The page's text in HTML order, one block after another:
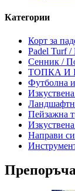
Категории
Корт за
Padel Turf /
Сенник /
ТОПКА И
Футболна
Пейзажна
Направи си